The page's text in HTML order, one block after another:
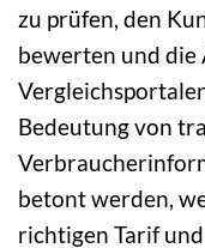
zu prüfen, den
bewerten und die
Bedeutung von
betont werden,
richtigen Tarif